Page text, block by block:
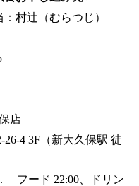
村辻（むらつじ）
店
4 3F（新大久保駅 徒
フード 22:00、ドリン